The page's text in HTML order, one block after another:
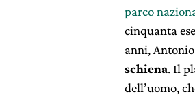
parco
cinquanta
anni,
schiena. Il
dell’uomo,